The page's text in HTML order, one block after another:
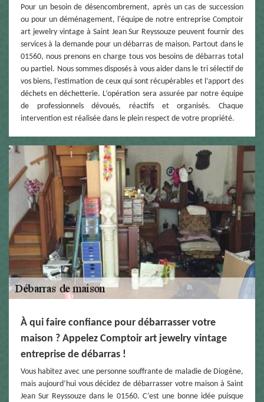
Pour un besoin de désencombrement, après un cas de succession
ou pour un déménagement, l'équipe de notre entreprise Comptoir
art jewelry vintage à Saint Jean Sur Reyssouze peuvent fournir des
services à la demande pour un débarras de maison. Partout dans le
01560, nous prenons en charge tous vos besoins de débarras total
ou partiel. Nous sommes disposés à vous aider dans le tri sélectif de
vos biens, l’estimation de ceux qui sont récupérables et l’apport des
déchets en déchetterie. L’opération sera assurée par notre équipe
de professionnels dévoués, réactifs et organisés. Chaque
intervention est réalisée dans le plein respect de votre propriété.
À qui faire confiance pour débarrasser votre
maison ? Appelez Comptoir art jewelry vintage
entreprise de débarras !
Vous habitez avec une personne souffrante de maladie de Diogène,
mais aujourd’hui vous décidez de débarrasser votre maison à Saint
Jean Sur Reyssouze dans le 01560. C’est une bonne idée puisque